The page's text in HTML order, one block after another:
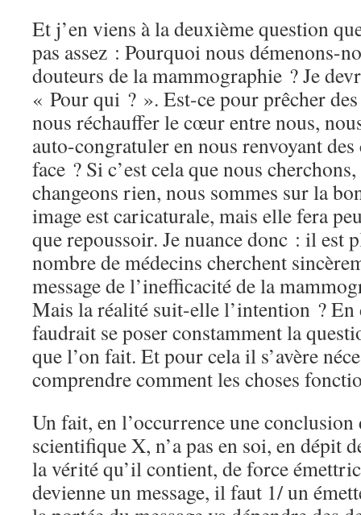
Et j’en viens à la deuxième question
pas assez : Pourquoi nous démenons-
douteurs de la mammographie ? Je
« Pour qui ? ». Est-ce pour prêcher
nous réchauffer le cœur entre nous,
auto-congratuler en nous renvoyant
face ? Si c’est cela que nous
changeons rien, nous sommes sur la
image est caricaturale, mais elle fera
que repoussoir. Je nuance donc : il est
nombre de médecins cherchent
message de l’inefficacité de la
Mais la réalité suit-elle l’intention ? En
faudrait se poser constamment la
que l’on fait. Et pour cela il s’avère
comprendre comment les choses
Un fait, en l’occurrence une conclusion
scientifique X, n’a pas en soi, en dépit
la vérité qu’il contient, de force
devienne un message, il faut 1/ un